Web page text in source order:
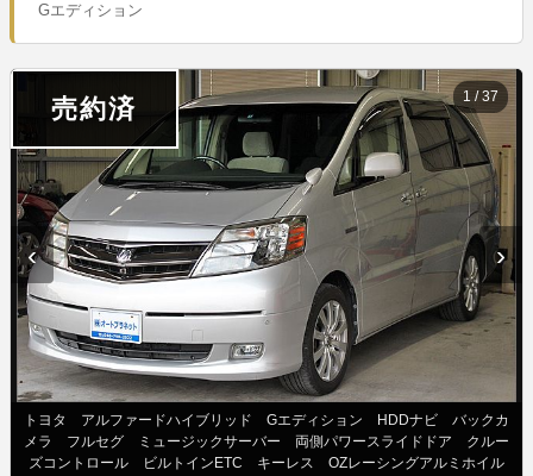
Gエディション
売約済
トヨタ アルファードハイブリッド Gエディション HDDナビ バックカ
メラ フルセグ ミュージックサーバー 両側パワースライドドア クルー
ズコントロール ビルトインETC キーレス OZレーシングアルミホイル
‹ ›
1 /37